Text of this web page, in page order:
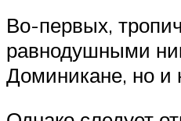
Во-первых,
равнодушными
Доминикане, но и